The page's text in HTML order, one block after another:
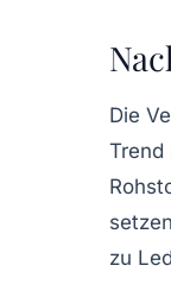
Die
Trend
zu